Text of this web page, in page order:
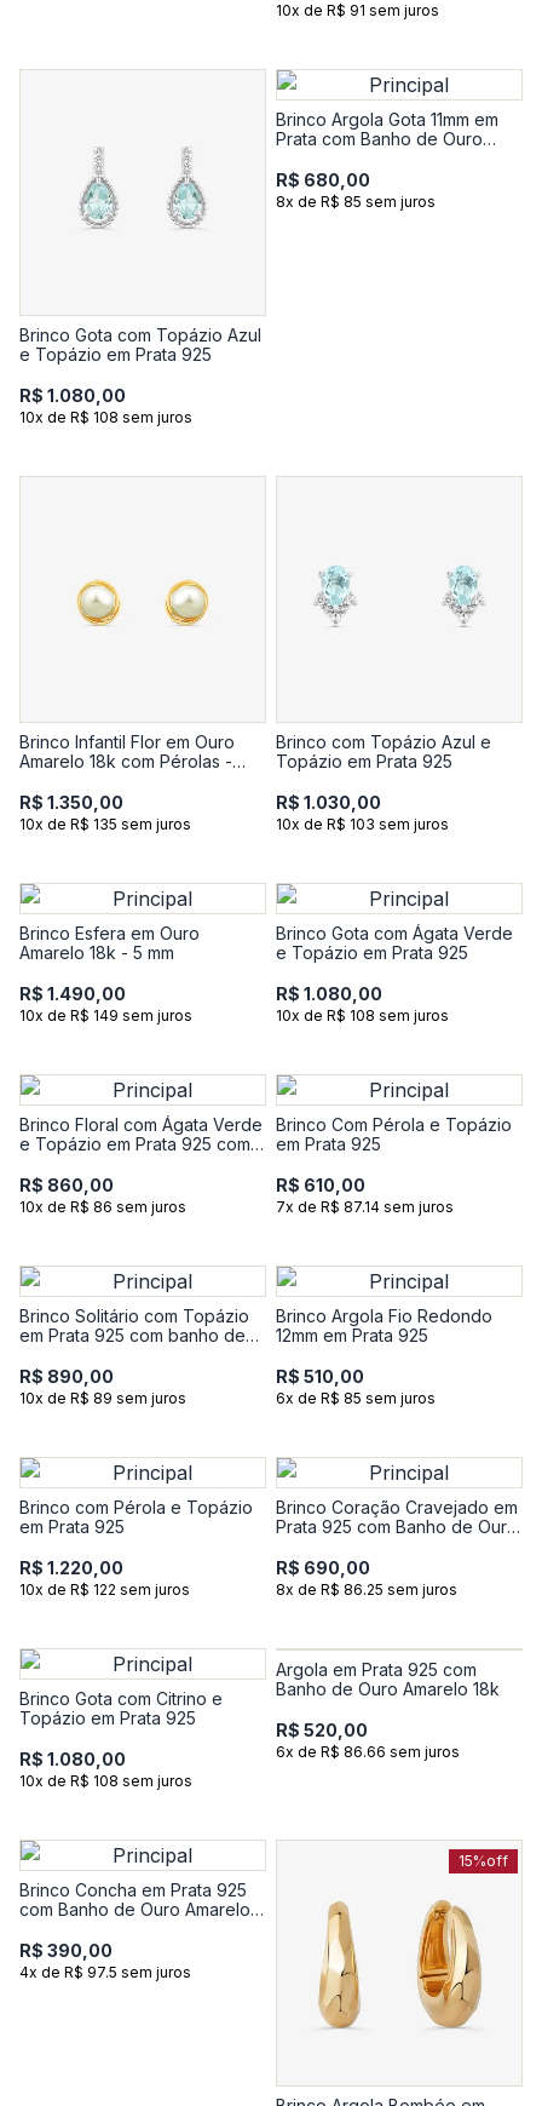
10x de R$ 91 sem juros
Brinco Gota com Topázio Azul
e Topázio em Prata 925
R$ 1.080,00
10x de R$ 108 sem juros
Brinco Argola Gota 11mm em
Prata com Banho de Ouro
R$ 680,00
8x de R$ 85 sem juros
Brinco Infantil Flor em Ouro
Amarelo 18k com Pérolas -
R$ 1.350,00
10x de R$ 135 sem juros
Brinco com Topázio Azul e
Topázio em Prata 925
R$ 1.030,00
10x de R$ 103 sem juros
Brinco Esfera em Ouro
Amarelo 18k - 5 mm
R$ 1.490,00
10x de R$ 149 sem juros
Brinco Gota com Ágata Verde
e Topázio em Prata 925
R$ 1.080,00
10x de R$ 108 sem juros
Brinco Floral com Ágata Verde
e Topázio em Prata 925 com
R$ 860,00
10x de R$ 86 sem juros
Brinco Com Pérola e Topázio
em Prata 925
R$ 610,00
7x de R$ 87.14 sem juros
Brinco Solitário com Topázio
em Prata 925 com banho de
R$ 890,00
10x de R$ 89 sem juros
Brinco Argola Fio Redondo
12mm em Prata 925
R$ 510,00
6x de R$ 85 sem juros
Brinco com Pérola e Topázio
em Prata 925
R$ 1.220,00
10x de R$ 122 sem juros
Brinco Coração Cravejado em
Prata 925 com Banho de Ouro
R$ 690,00
8x de R$ 86.25 sem juros
Brinco Gota com Citrino e
Topázio em Prata 925
R$ 1.080,00
10x de R$ 108 sem juros
Argola em Prata 925 com
Banho de Ouro Amarelo 18k
R$ 520,00
6x de R$ 86.66 sem juros
Brinco Concha em Prata 925
com Banho de Ouro Amarelo
R$ 390,00
4x de R$ 97.5 sem juros
15%off